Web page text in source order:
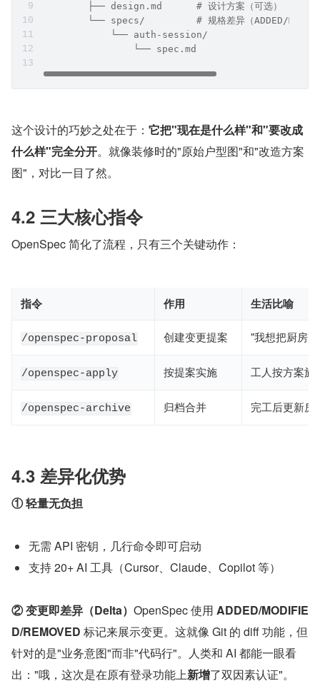
        ├── design.md      # 设计方案（可选）
└── specs/         # 规格差异（ADDED/
            └── auth-session/
                └── spec.md
这个设计的巧妙之处在于： 它把"现在是什么样"和"要改成
什么样"完全分开。就像装修时的"原始户型图"和"改造方案
图"，对比一目了然。
4.2 三大核心指令
OpenSpec 简化了流程，只有三个关键动作：
指令 作用 生活比喻
/openspec-proposal 创建变更提案 "我想把厨房
/openspec-apply 按提案实施 工人按方案施
/openspec-archive 归档合并 完工后更新房
4.3 差异化优势
① 轻量无负担
无需 API 密钥，几行命令即可启动
支持 20+ AI 工具（Cursor、Claude、Copilot 等）
② 变更即差异（Delta） OpenSpec 使用 ADDED/MODIFIE
D/REMOVED 标记来展示变更。这就像 Git 的 diff 功能，但
针对的是"业务意图"而非"代码行"。人类和 AI 都能一眼看
出："哦，这次是在原有登录功能上新增了双因素认证"。